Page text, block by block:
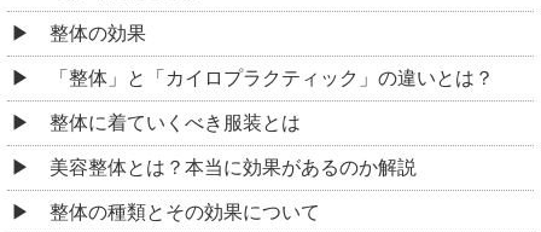
整体の効果
「整体」と「カイロプラクティック」の違いとは？
整体に着ていくべき服装とは
美容整体とは？本当に効果があるのか解説
整体の種類とその効果について